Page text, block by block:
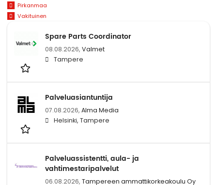
Pirkanmaa
Vakituinen
Spare Parts Coordinator
08.08.2026, Valmet
Tampere
Palveluasiantuntija
07.08.2026, Alma Media
Helsinki, Tampere
Palveluassistentti, aula- ja
vahtimestaripalvelut
06.08.2026, Tampereen ammattikorkeakoulu Oy